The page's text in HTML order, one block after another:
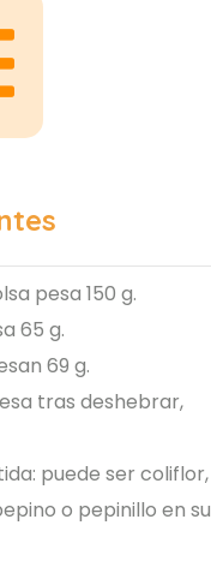
pesa 150 g.
65 g.
69 g.
tras deshebrar,
puede ser coliflor,
o pepinillo en su